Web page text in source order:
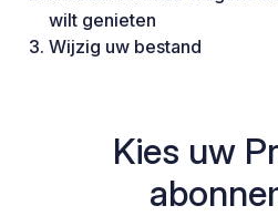
wilt genieten
Wijzig uw bestand
Kies uw